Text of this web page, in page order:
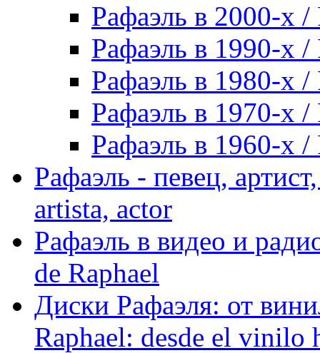
Рафаэль в 2000-х /
Рафаэль в 1990-х /
Рафаэль в 1980-х /
Рафаэль в 1970-х /
Рафаэль в 1960-х /
Рафаэль - певец,
artista, actor
Рафаэль в видео и
de Raphael
Диски Рафаэля: от
Raphael: desde el vinilo